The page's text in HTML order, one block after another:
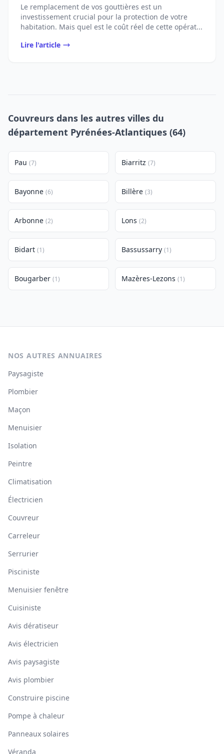
Le remplacement de vos gouttières est un
investissement crucial pour la protection de votre
habitation. Mais quel est le coût réel de cette opérat...
Lire l'article
Couvreurs dans les autres villes du
département Pyrénées-Atlantiques (64)
Pau (7) Biarritz (7)
Bayonne (6) Billère (3)
Arbonne (2) Lons (2)
Bidart (1) Bassussarry (1)
Bougarber (1) Mazères-Lezons (1)
NOS AUTRES ANNUAIRES
Paysagiste
Plombier
Maçon
Menuisier
Isolation
Peintre
Climatisation
Électricien
Couvreur
Carreleur
Serrurier
Pisciniste
Menuisier fenêtre
Cuisiniste
Avis dératiseur
Avis électricien
Avis paysagiste
Avis plombier
Construire piscine
Pompe à chaleur
Panneaux solaires
Véranda